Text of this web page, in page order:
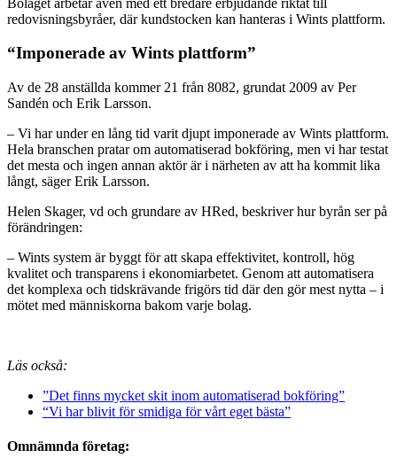
redovisningsbyråer, där kundstocken kan hanteras i Wints plattform.
“Imponerade av Wints plattform”
Av de 28 anställda kommer 21 från 8082, grundat 2009 av Per
Sandén och Erik Larsson.
– Vi har under en lång tid varit djupt imponerade av Wints plattform.
Hela branschen pratar om automatiserad bokföring, men vi har testat
det mesta och ingen annan aktör är i närheten av att ha kommit lika
långt, säger Erik Larsson.
Helen Skager, vd och grundare av HRed, beskriver hur byrån ser på
förändringen:
– Wints system är byggt för att skapa effektivitet, kontroll, hög
kvalitet och transparens i ekonomiarbetet. Genom att automatisera
det komplexa och tidskrävande frigörs tid där den gör mest nytta – i
mötet med människorna bakom varje bolag.
Läs också:
”Det finns mycket skit inom automatiserad bokföring”
“Vi har blivit för smidiga för vårt eget bästa”
Omnämnda företag: